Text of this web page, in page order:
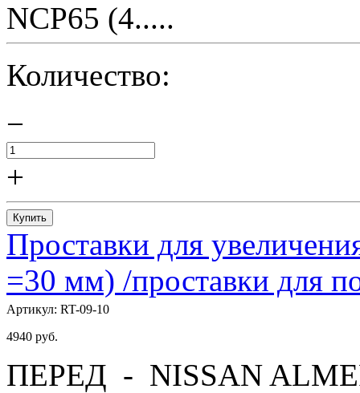
NCP65 (4.....
Количество:
−
+
Купить
Проставки для
=30 мм) /проставки для
Артикул: RT-09-10
4940 руб.
ПЕРЕД - NISSAN